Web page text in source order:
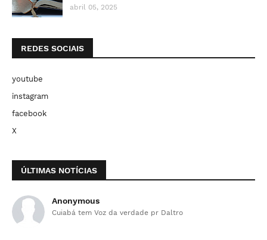
abril 05, 2025
REDES SOCIAIS
youtube
instagram
facebook
X
ÚLTIMAS NOTÍCIAS
Anonymous
Cuiabá tem Voz da verdade pr Daltro